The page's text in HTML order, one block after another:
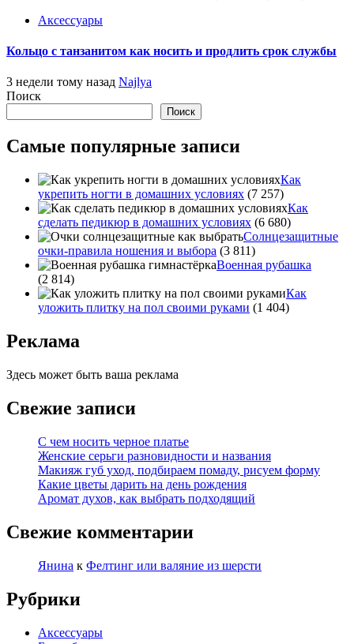
Аксессуары
Кольцо с танзанитом как носить и продлить срок службы
3 недели тому назад Najlya
Поиск
Поиск
Самые популярные записи
Как
укрепить ногти в домашних условиях (7 257)
Как
сделать педикюр в домашних условиях (6 680)
Солнцезащитные
очки-правила ношения и выбора (3 811)
Военная рубашка
(2 814)
Как
уложить плитку на пол своими руками (1 404)
Реклама
Здесь может быть ваша реклама
Свежие записи
С чем носить черное платье
Женские серьги разновидности и названия
Макияж губ уход, подбираем помаду, рисуем форму
Какие цветы дарить на день рождения
Аромат духов, как выбрать подходящий
Свежие комментарии
Янина к Фелтинг или валяние из шерсти
Рубрики
Аксессуары